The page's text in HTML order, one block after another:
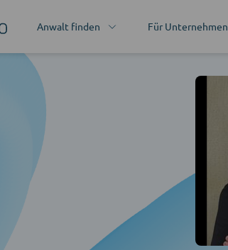
Anwalt finden Für Unternehmen